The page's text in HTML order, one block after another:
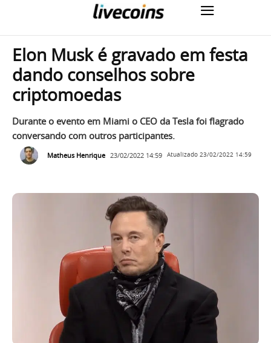
Elon Musk é gravado em festa
dando conselhos sobre
criptomoedas
Durante o evento em Miami o CEO da Tesla foi flagrado
conversando com outros participantes.
Matheus Henrique 23/02/2022 14:59 Atualizado 23/02/2022 14:59